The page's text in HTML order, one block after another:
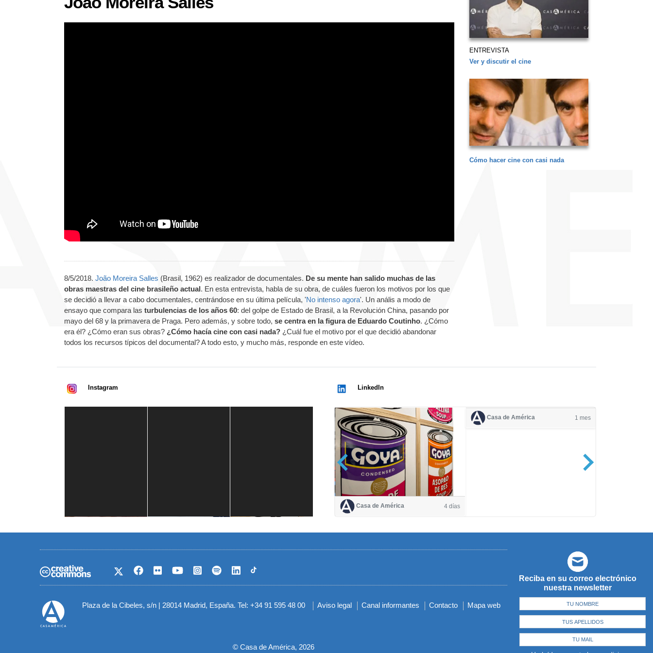
8/5/2018. João Moreira Salles (Brasil, 1962) es realizador de documentales. De su mente han salido muchas de las
obras maestras del cine brasileño actual. En esta entrevista, habla de su obra, de cuáles fueron los motivos por los que
se decidió a llevar a cabo documentales, centrándose en su última película, 'No intenso agora'. Un anális a modo de
ensayo que compara las turbulencias de los años 60: del golpe de Estado de Brasil, a la Revolución China, pasando por
mayo del 68 y la primavera de Praga. Pero además, y sobre todo, se centra en la figura de Eduardo Coutinho. ¿Cómo
era él? ¿Cómo eran sus obras? ¿Cómo hacía cine con casi nada? ¿Cuál fue el motivo por el que decidió abandonar
todos los recursos típicos del documental? A todo esto, y mucho más, responde en este vídeo.
ENTREVISTA
Ver y discutir el cine
Cómo hacer cine con casi nada
Instagram LinkedIn
Casa de América 4 días
Casa de América 1 mes
Reciba en su correo electrónico
nuestra newsletter
Plaza de la Cibeles, s/n | 28014 Madrid, España. Tel: +34 91 595 48 00
Menú
pie
Aviso legal Canal informantes Contacto Mapa web
© Casa de América, 2026